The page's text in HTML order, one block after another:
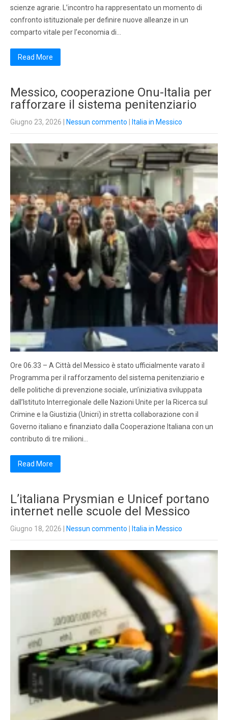
scienze agrarie. L’incontro ha rappresentato un momento di
confronto istituzionale per definire nuove alleanze in un
comparto vitale per l’economia di…
Read More
Messico, cooperazione Onu-Italia per
rafforzare il sistema penitenziario
Giugno 23, 2026 Nessun commento Italia in Messico
Ore 06.33 – A Città del Messico è stato ufficialmente varato il
Programma per il rafforzamento del sistema penitenziario e
delle politiche di prevenzione sociale, un’iniziativa sviluppata
dall’Istituto Interregionale delle Nazioni Unite per la Ricerca sul
Crimine e la Giustizia (Unicri) in stretta collaborazione con il
Governo italiano e finanziato dalla Cooperazione Italiana con un
contributo di tre milioni…
Read More
L’italiana Prysmian e Unicef portano
internet nelle scuole del Messico
Giugno 18, 2026 Nessun commento Italia in Messico